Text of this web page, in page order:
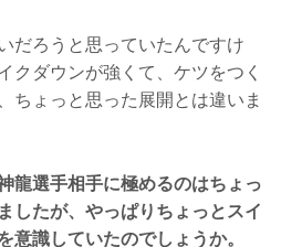
だろうと思っていたんですけ
クダウンが強くて、ケツをつく
ちょっと思った展開とは違いま
龍選手相手に極めるのはちょっ
したが、やっぱりちょっとスイ
意識していたのでしょうか。